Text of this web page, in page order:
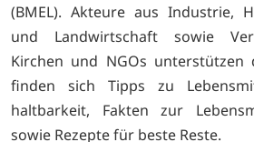
(BMEL). Akteure aus Industrie,
und Landwirtschaft sowie
Kirchen und NGOs unterstützen
finden sich Tipps zu
haltbarkeit, Fakten zur
sowie Rezepte für beste Reste.